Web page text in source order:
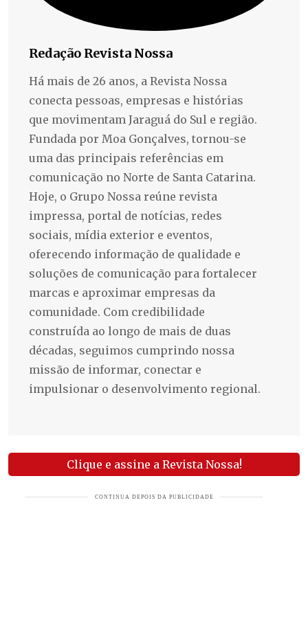
Redação Revista Nossa
Há mais de 26 anos, a Revista Nossa
conecta pessoas, empresas e histórias
que movimentam Jaraguá do Sul e região.
Fundada por Moa Gonçalves, tornou-se
uma das principais referências em
comunicação no Norte de Santa Catarina.
Hoje, o Grupo Nossa reúne revista
impressa, portal de notícias, redes
sociais, mídia exterior e eventos,
oferecendo informação de qualidade e
soluções de comunicação para fortalecer
marcas e aproximar empresas da
comunidade. Com credibilidade
construída ao longo de mais de duas
décadas, seguimos cumprindo nossa
missão de informar, conectar e
impulsionar o desenvolvimento regional.
Clique e assine a Revista Nossa!